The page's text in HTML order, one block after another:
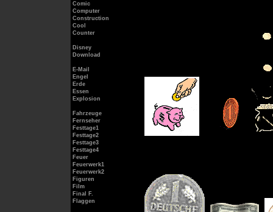
Comic
Computer
Construction
Cool
Counter
Disney
Download
E-Mail
Engel
Erde
Essen
Explosion
Fahrzeuge
Fernseher
Festtage1
Festtage2
Festtage3
Festtage4
Feuer
Feuerwerk1
Feuerwerk2
Figuren
Film
Final F.
Flaggen